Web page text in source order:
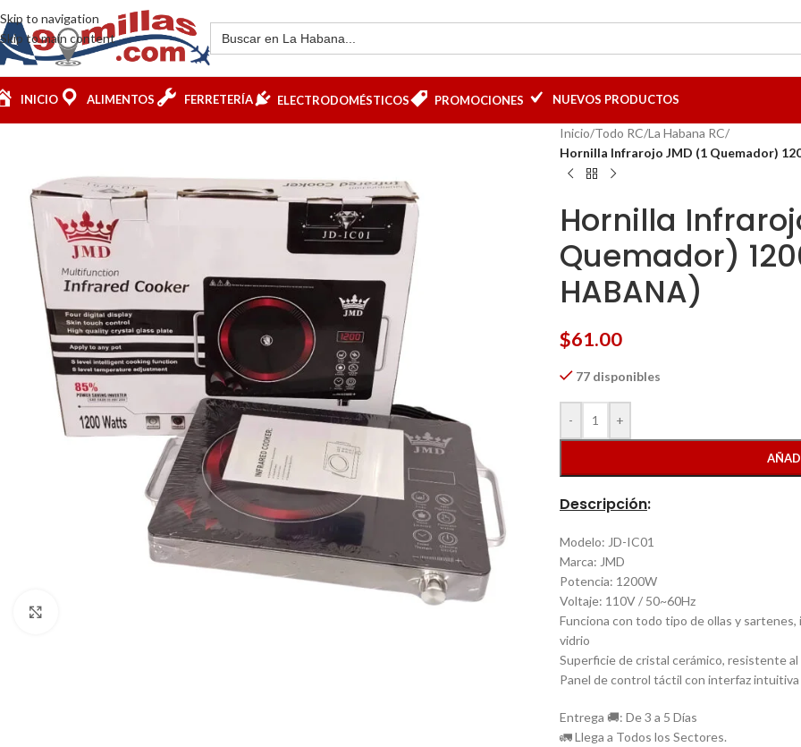
Skip to navigation
Skip to main content
INICIO ALIMENTOS FERRETERÍA ELECTRODOMÉSTICOS PROMOCIONES NUEVOS PRODUCTOS
Inicio/Todo RC/La Habana RC/
Hornilla Infrarojo JMD (1 Quemador)
Hornilla
Quemador)
HABANA)
$61.00
77 disponibles
- +
Descripción:
Modelo: JD-IC01
Marca: JMD
Potencia: 1200W
Voltaje: 110V / 50~60Hz
Funciona con todo tipo de ollas y
vidrio
Superficie de cristal cerámico, resistente al
Panel de control táctil con interfaz intuitiva
Entrega 🚚: De 3 a 5 Días
🚛 Llega a Todos los Sectores.